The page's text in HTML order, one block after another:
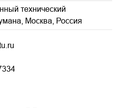
технический
Москва, Россия